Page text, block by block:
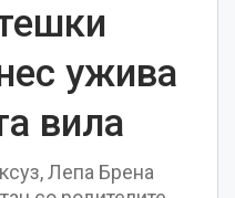
ужива
вила
Лепа Брена